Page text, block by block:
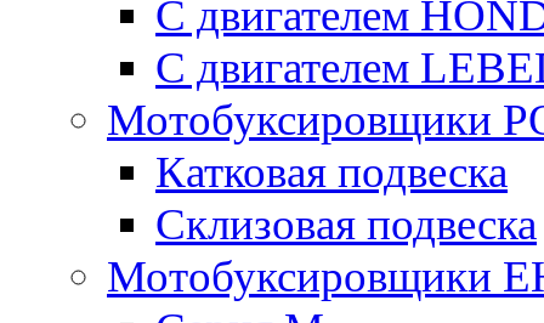
С двигателем
С двигателем
Мотобуксировщики
Катковая подвеска
Склизовая подвеска
Мотобуксировщики